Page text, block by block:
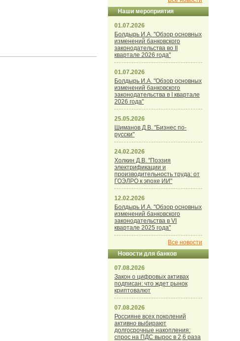
Наши мероприятия
01.07.2026
Болдырь И.А. "Обзор основных
изменений банковского
законодательства во II
квартале 2026 года"
01.07.2026
Болдырь И.А. "Обзор основных
изменений банковского
законодательства в I квартале
2026 года"
25.05.2026
Шиманов Д.В. "Бизнес по-
русски"
24.02.2026
Холкин Д.В. "Поэзия
электрификации и
производительность труда: от
ГОЭЛРО к эпохе ИИ"
12.02.2026
Болдырь И.А. "Обзор основных
изменений банковского
законодательства в VI
квартале 2025 года"
Все новости
Новости для банков
07.08.2026
Закон о цифровых активах
подписан: что ждет рынок
криптовалют
07.08.2026
Россияне всех поколений
активно выбирают
долгосрочные накопления:
спрос на ПДС вырос в 2,6 раза